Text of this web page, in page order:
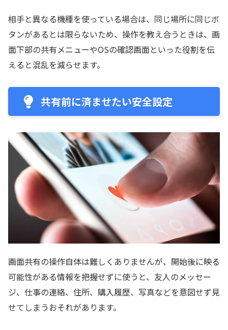
相手と異なる機種を使っている場合は、同じ場所に同じボ
タンがあるとは限らないため、操作を教え合うときは、画
面下部の共有メニューやOSの確認画面といった役割を伝
えると混乱を減らせます。
共有前に済ませたい安全設定
画面共有の操作自体は難しくありませんが、開始後に映る
可能性がある情報を把握せずに使うと、友人のメッセー
ジ、仕事の連絡、住所、購入履歴、写真などを意図せず見
せてしまうおそれがあります。